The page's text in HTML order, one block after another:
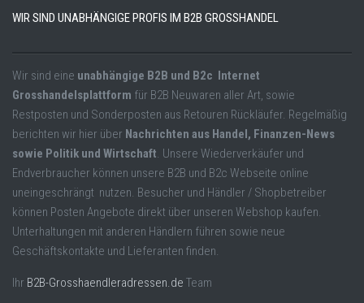
WIR SIND UNABHÄNGIGE PROFIS IM B2B GROSSHANDEL
Wir sind eine unabhängige B2B und B2c Internet
Grosshandelsplattform für B2B Neuwaren aller Art, sowie
Restposten und Sonderposten aus Retouren Rückläufer. Regelmäßig
berichten wir hier über Nachrichten aus Handel, Finanzen-News
sowie Politik und Wirtschaft. Unsere Wiederverkäufer und
Endverbraucher können unsere B2B und B2c Webseite online
uneingeschrängt nutzen. Besucher und Händler / Shopbetreiber
können Posten Angebote direkt über unseren Webshop kaufen.
Unterhaltungen mit anderen Händlern führen sowie neue
Geschäftskontakte und Lieferanten finden.
Ihr B2B-Grosshaendleradressen.de Team